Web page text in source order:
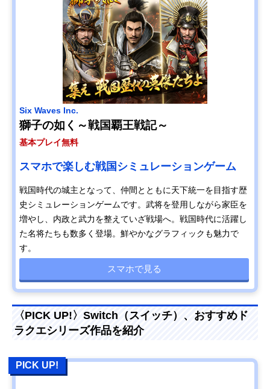
Six Waves Inc.
獅子の如く～戦国覇王戦記～
基本プレイ無料
スマホで楽しむ戦国シミュレーションゲーム
戦国時代の城主となって、仲間とともに天下統一を目指す歴
史シミュレーションゲームです。武将を登用しながら家臣を
増やし、内政と武力を整えていざ戦場へ。戦国時代に活躍し
た名将たちも数多く登場。鮮やかなグラフィックも魅力で
す。
スマホで見る
〈PICK UP!〉Switch（スイッチ）、おすすめド
ラクエシリーズ作品を紹介
PICK UP!